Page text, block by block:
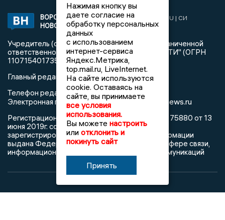
ВОРОНЕЖСКИЕ
НОВОСТИ
2019 © VORONEZHNEWS.RU | СИ
«Воронежские новости»
Учредитель (соучредители): Общество с ограниченной
ответственностью "РЕГИОНАЛЬНЫЕ НОВОСТИ" (ОГРН
1107154017354)
Главный редактор: Пирогов А.А.
Телефон редакции: +7 (473) 262 77 92
Электронная почта редакции:info@voronezhnews.ru
Регистрационный номер: серия Эл № ФС 77 - 75880 от 13
июня 2019г. согласно выписке из реестра
зарегистрированных средств массовой информации
выдана Федеральной службой по надзору в сфере связи,
информационных технологий и массовых коммуникаций
Нажимая кнопку вы
даете согласие на
обработку персональных
данных
с использованием
интернет-сервиса
Яндекс.Метрика,
top.mail.ru, LiveInternet.
На сайте используются
cookie. Оставаясь на
сайте, вы принимаете
все условия
использования.
Вы можете настроить
или отклонить и
покинуть сайт
Принять